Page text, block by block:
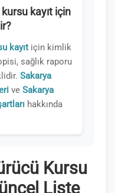
kayıt için
kayıt için kimlik
sağlık raporu
Sakarya
ve Sakarya
hakkında
Kursu
Liste